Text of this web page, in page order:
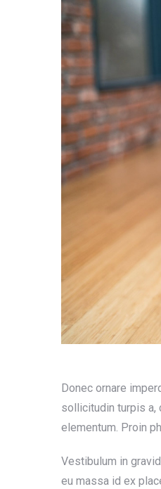
Donec ornare
sollicitudin turpis a,
elementum. Proin
Vestibulum in
eu massa id ex